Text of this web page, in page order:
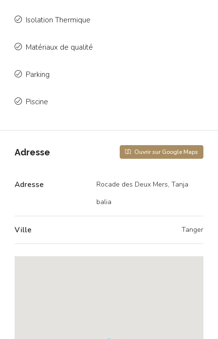
Isolation Thermique
Matériaux de qualité
Parking
Piscine
Adresse Ouvrir sur Google Maps
Adresse
Rocade des Deux Mers, Tanja
balia
Ville Tanger